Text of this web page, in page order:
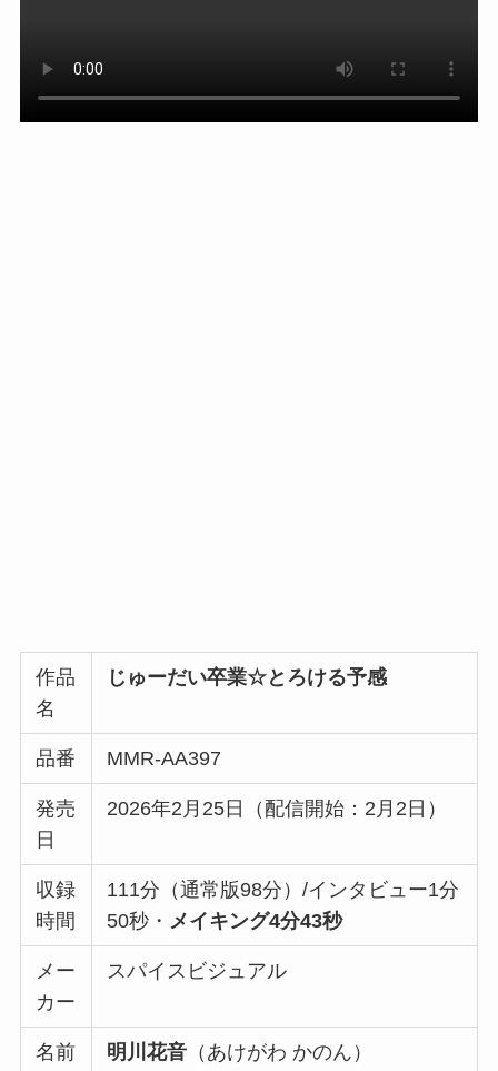
作品
名
じゅーだい卒業☆とろける予感
品番 MMR-AA397
発売
日
2026年2月25日（配信開始：2月2日）
収録
時間
111分（通常版98分）/インタビュー1分
50秒・ メイキング4分43秒
メー
カー
スパイスビジュアル
名前 明川花音 （あけがわ かのん）